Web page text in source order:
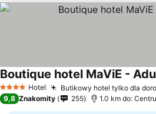
4 KategoriaHotel Butikowy hotel tylko dla
Boutique hotel MaViE -
9,8 Znakomity 255 1.0 km do: